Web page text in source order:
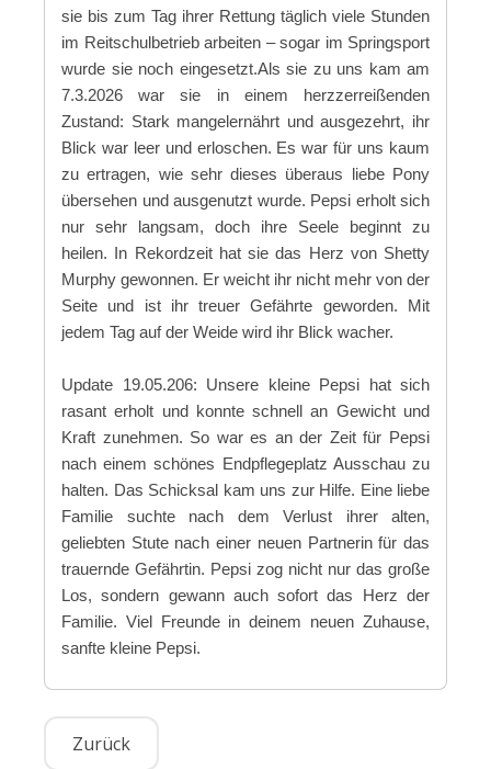
sie bis zum Tag ihrer Rettung täglich viele Stunden
im Reitschulbetrieb arbeiten – sogar im Springsport
wurde sie noch eingesetzt.Als sie zu uns kam am
7.3.2026 war sie in einem herzzerreißenden
Zustand: Stark mangelernährt und ausgezehrt, ihr
Blick war leer und erloschen. Es war für uns kaum
zu ertragen, wie sehr dieses überaus liebe Pony
übersehen und ausgenutzt wurde. Pepsi erholt sich
nur sehr langsam, doch ihre Seele beginnt zu
heilen. In Rekordzeit hat sie das Herz von Shetty
Murphy gewonnen. Er weicht ihr nicht mehr von der
Seite und ist ihr treuer Gefährte geworden. Mit
jedem Tag auf der Weide wird ihr Blick wacher.
Update 19.05.206: Unsere kleine Pepsi hat sich
rasant erholt und konnte schnell an Gewicht und
Kraft zunehmen. So war es an der Zeit für Pepsi
nach einem schönes Endpflegeplatz Ausschau zu
halten. Das Schicksal kam uns zur Hilfe. Eine liebe
Familie suchte nach dem Verlust ihrer alten,
geliebten Stute nach einer neuen Partnerin für das
trauernde Gefährtin. Pepsi zog nicht nur das große
Los, sondern gewann auch sofort das Herz der
Familie. Viel Freunde in deinem neuen Zuhause,
sanfte kleine Pepsi.